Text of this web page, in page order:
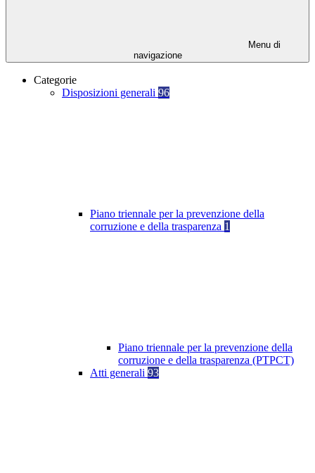
Menu di
navigazione
Categorie
Disposizioni generali 96
Piano triennale per la prevenzione della
corruzione e della trasparenza 1
Piano triennale per la prevenzione della
corruzione e della trasparenza (PTPCT)
Atti generali 93